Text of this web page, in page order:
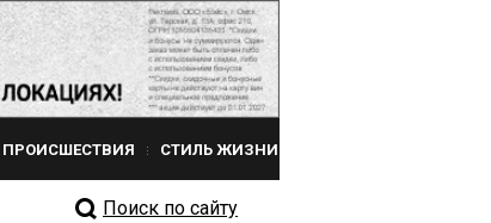
ПРОИСШЕСТВИЯ СТИЛЬ ЖИЗНИ
Поиск по сайту